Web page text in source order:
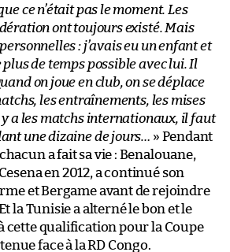
ce n’était pas le moment. Les
ont toujours existé. Mais
: j’avais eu un enfant et
de temps possible avec lui. Il
on joue en club, on se déplace
les entraînements, les mises
a les matchs internationaux, il faut
une dizaine de jours… » Pendant
a fait sa vie : Benalouane,
en 2012, a continué son
et Bergame avant de rejoindre
la Tunisie a alterné le bon et le
cette qualification pour la Coupe
face à la RD Congo.